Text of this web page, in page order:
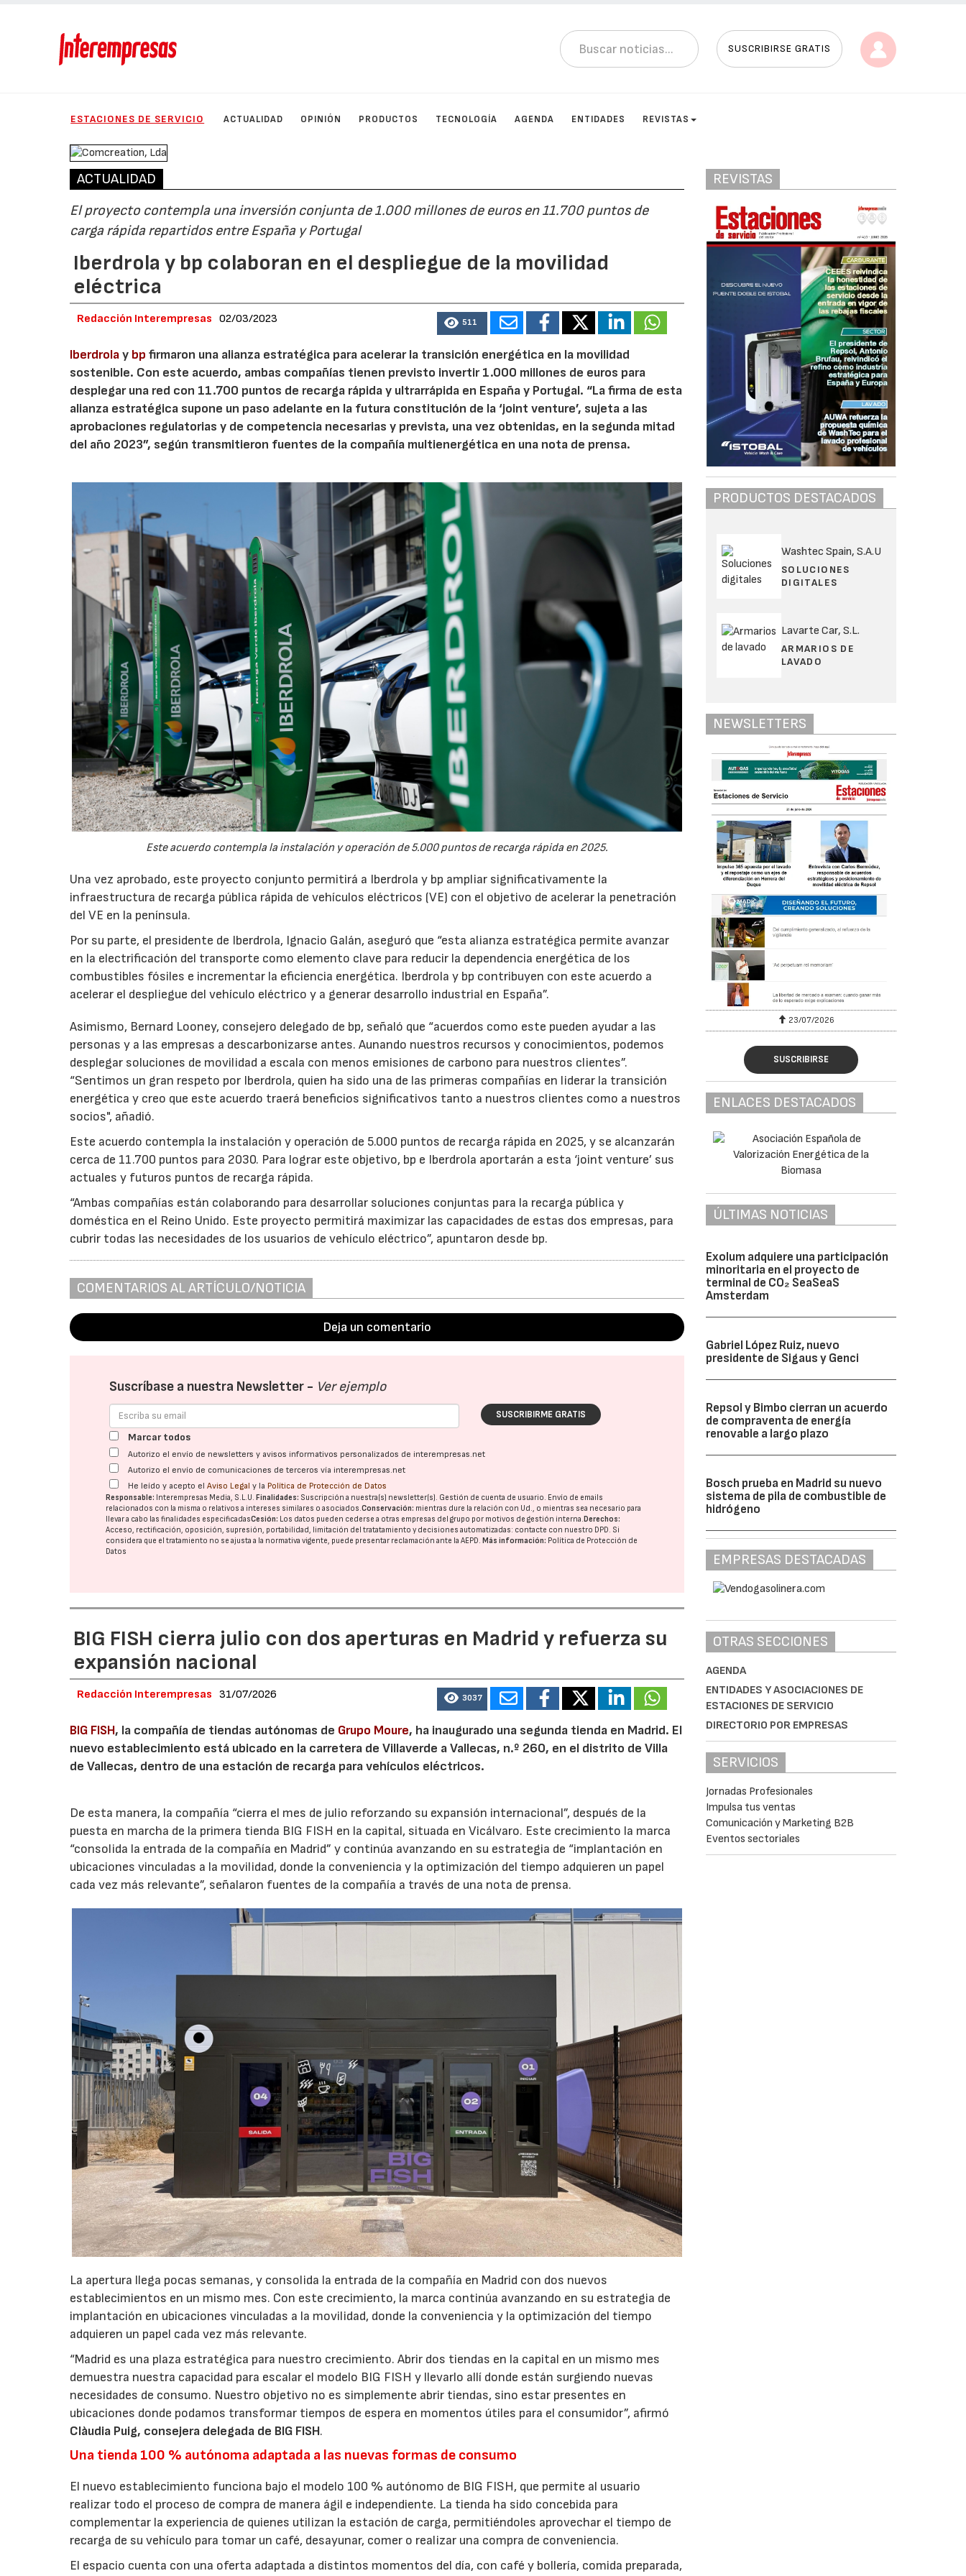
SUSCRIBIRSE GRATIS
ESTACIONES DE SERVICIO ACTUALIDAD OPINIÓN PRODUCTOS TECNOLOGÍA AGENDA ENTIDADES REVISTAS
ACTUALIDAD
El proyecto contempla una inversión conjunta de 1.000 millones de euros en 11.700 puntos de
carga rápida repartidos entre España y Portugal
Iberdrola y bp colaboran en el despliegue de la movilidad
eléctrica
Redacción Interempresas 02/03/2023 511
Iberdrolay bp firmaron una alianza estratégica para acelerar la transición energética en la movilidad
sostenible. Con este acuerdo, ambas compañías tienen previsto invertir 1.000 millones de euros para
desplegar una red con 11.700 puntos de recarga rápida y ultrarrápida en España y Portugal. “La firma de esta
alianza estratégica supone un paso adelante en la futura constitución de la ‘joint venture’, sujeta a las
aprobaciones regulatorias y de competencia necesarias y prevista, una vez obtenidas, en la segunda mitad
del año 2023”, según transmitieron fuentes de la compañía multienergética en una nota de prensa.
Este acuerdo contempla la instalación y operación de 5.000 puntos de recarga rápida en 2025.
Una vez aprobado, este proyecto conjunto permitirá a Iberdrola y bp ampliar significativamente la
infraestructura de recarga pública rápida de vehículos eléctricos (VE) con el objetivo de acelerar la penetración
del VE en la península.
Por su parte, el presidente de Iberdrola, Ignacio Galán, aseguró que “esta alianza estratégica permite avanzar
en la electrificación del transporte como elemento clave para reducir la dependencia energética de los
combustibles fósiles e incrementar la eficiencia energética. Iberdrola y bp contribuyen con este acuerdo a
acelerar el despliegue del vehículo eléctrico y a generar desarrollo industrial en España”.
Asimismo, Bernard Looney, consejero delegado de bp, señaló que “acuerdos como este pueden ayudar a las
personas y a las empresas a descarbonizarse antes. Aunando nuestros recursos y conocimientos, podemos
desplegar soluciones de movilidad a escala con menos emisiones de carbono para nuestros clientes”.
“Sentimos un gran respeto por Iberdrola, quien ha sido una de las primeras compañías en liderar la transición
energética y creo que este acuerdo traerá beneficios significativos tanto a nuestros clientes como a nuestros
socios", añadió.
Este acuerdo contempla la instalación y operación de 5.000 puntos de recarga rápida en 2025, y se alcanzarán
cerca de 11.700 puntos para 2030. Para lograr este objetivo, bp e Iberdrola aportarán a esta ‘joint venture’ sus
actuales y futuros puntos de recarga rápida.
“Ambas compañías están colaborando para desarrollar soluciones conjuntas para la recarga pública y
doméstica en el Reino Unido. Este proyecto permitirá maximizar las capacidades de estas dos empresas, para
cubrir todas las necesidades de los usuarios de vehículo eléctrico”, apuntaron desde bp.
COMENTARIOS AL ARTÍCULO/NOTICIA
Deja un comentario
Suscríbase a nuestra Newsletter - Ver ejemplo
SUSCRIBIRME GRATIS
Marcar todos
Autorizo el envío de newsletters y avisos informativos personalizados de interempresas.net
Autorizo el envío de comunicaciones de terceros vía interempresas.net
He leído y acepto elAviso Legal y la Política de Protección de Datos
Responsable: Interempresas Media, S.L.U.Finalidades: Suscripción a nuestra(s) newsletter(s). Gestión de cuenta de usuario. Envío de emails
relacionados con la misma o relativos a intereses similares o asociados.Conservación: mientras dure la relación con Ud., o mientras sea necesario para
llevar a cabo las finalidades especificadasCesión: Los datos pueden cederse a otras empresas del grupo por motivos de gestión interna.Derechos:
Acceso, rectificación, oposición, supresión, portabilidad, limitación del tratatamiento y decisiones automatizadas: contacte con nuestro DPD. Si
considera que el tratamiento no se ajusta a la normativa vigente, puede presentar reclamación ante laAEPD.Más información: Política de Protección de
Datos
BIG FISH cierra julio con dos aperturas en Madrid y refuerza su
expansión nacional
Redacción Interempresas 31/07/2026 3037
BIG FISH, la compañía de tiendas autónomas de Grupo Moure, ha inaugurado una segunda tienda en Madrid. El
nuevo establecimiento está ubicado en la carretera de Villaverde a Vallecas, n.º 260, en el distrito de Villa
de Vallecas, dentro de una estación de recarga para vehículos eléctricos.
De esta manera, la compañía “cierra el mes de julio reforzando su expansión internacional”, después de la
puesta en marcha de la primera tienda BIG FISH en la capital, situada en Vicálvaro. Este crecimiento la marca
“consolida la entrada de la compañía en Madrid” y continúa avanzando en su estrategia de “implantación en
ubicaciones vinculadas a la movilidad, donde la conveniencia y la optimización del tiempo adquieren un papel
cada vez más relevante”, señalaron fuentes de la compañía a través de una nota de prensa.
La apertura llega pocas semanas, y consolida la entrada de la compañía en Madrid con dos nuevos
establecimientos en un mismo mes. Con este crecimiento, la marca continúa avanzando en su estrategia de
implantación en ubicaciones vinculadas a la movilidad, donde la conveniencia y la optimización del tiempo
adquieren un papel cada vez más relevante.
“Madrid es una plaza estratégica para nuestro crecimiento. Abrir dos tiendas en la capital en un mismo mes
demuestra nuestra capacidad para escalar el modelo BIG FISH y llevarlo allí donde están surgiendo nuevas
necesidades de consumo. Nuestro objetivo no es simplemente abrir tiendas, sino estar presentes en
ubicaciones donde podamos transformar tiempos de espera en momentos útiles para el consumidor”, afirmó
Clàudia Puig, consejera delegada de BIG FISH.
Una tienda 100 % autónoma adaptada a las nuevas formas de consumo
El nuevo establecimiento funciona bajo el modelo 100 % autónomo de BIG FISH, que permite al usuario
realizar todo el proceso de compra de manera ágil e independiente. La tienda ha sido concebida para
complementar la experiencia de quienes utilizan la estación de carga, permitiéndoles aprovechar el tiempo de
recarga de su vehículo para tomar un café, desayunar, comer o realizar una compra de conveniencia.
El espacio cuenta con una oferta adaptada a distintos momentos del día, con café y bollería, comida preparada,
REVISTAS
PRODUCTOS DESTACADOS
Washtec Spain, S.A.U
SOLUCIONES
DIGITALES
Lavarte Car, S.L.
ARMARIOS DE
LAVADO
NEWSLETTERS
23/07/2026 30/07/2026 23/07/2026
SUSCRIBIRSE
ENLACES DESTACADOS
ÚLTIMAS NOTICIAS
Exolum adquiere una participación
minoritaria en el proyecto de
terminal de CO₂ SeaSeaS
Amsterdam
Gabriel López Ruiz, nuevo
presidente de Sigaus y Genci
Repsol y Bimbo cierran un acuerdo
de compraventa de energía
renovable a largo plazo
Bosch prueba en Madrid su nuevo
sistema de pila de combustible de
hidrógeno
EMPRESAS DESTACADAS
OTRAS SECCIONES
AGENDA
ENTIDADES Y ASOCIACIONES DE
ESTACIONES DE SERVICIO
DIRECTORIO POR EMPRESAS
SERVICIOS
Jornadas Profesionales
Impulsa tus ventas
Comunicación y Marketing B2B
Eventos sectoriales